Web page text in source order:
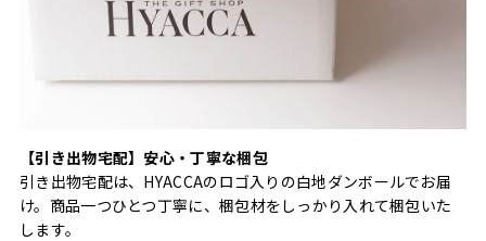
【引き出物宅配】安心・丁寧な梱包
引き出物宅配は、HYACCAのロゴ入りの白地ダンボールでお届
け。商品一つひとつ丁寧に、梱包材をしっかり入れて梱包いた
します。